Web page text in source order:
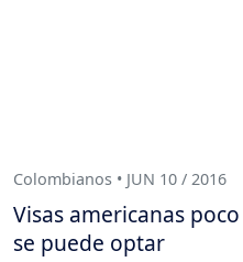
Colombianos • JUN 10 / 2016
Visas americanas
se puede optar